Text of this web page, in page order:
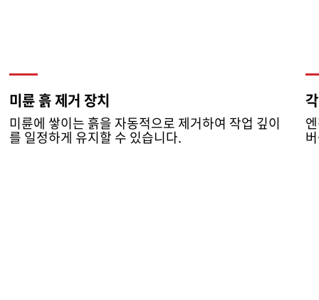
미륜 흙 제거 장치
미륜에 쌓이는 흙을 자동적으로 제거하여 작업 깊이
를 일정하게 유지할 수 있습니다.